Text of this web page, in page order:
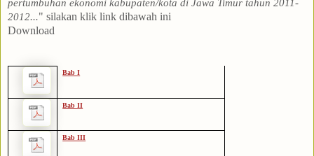
pertumbuhan ekonomi kabupaten/kota di Jawa Timur tahun 2011-
2012..." silakan klik link dibawah ini
Download
Bab I
Bab II
Bab III